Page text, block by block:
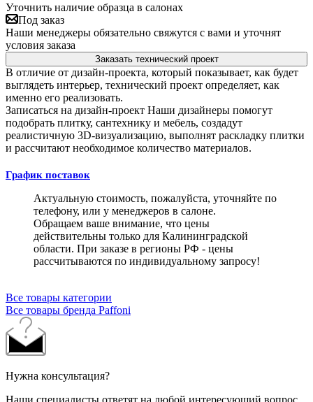
Уточнить наличие образца в салонах
Под заказ
Наши менеджеры обязательно свяжутся с вами и уточнят
условия заказа
Заказать технический проект
В отличие от дизайн-проекта, который показывает, как будет
выглядеть интерьер, технический проект определяет, как
именно его реализовать.
Записаться на дизайн-проект Наши дизайнеры помогут
подобрать плитку, сантехнику и мебель, создадут
реалистичную 3D-визуализацию, выполнят раскладку плитки
и рассчитают необходимое количество материалов.
График поставок
Актуальную стоимость, пожалуйста, уточняйте по
телефону, или у менеджеров в салоне.
Обращаем ваше внимание, что цены
действительны только для Калининградской
области. При заказе в регионы РФ - цены
рассчитываются по индивидуальному запросу!
Все товары категории
Все товары бренда Paffoni
Нужна консультация?
Наши специалисты ответят на любой интересующий вопрос